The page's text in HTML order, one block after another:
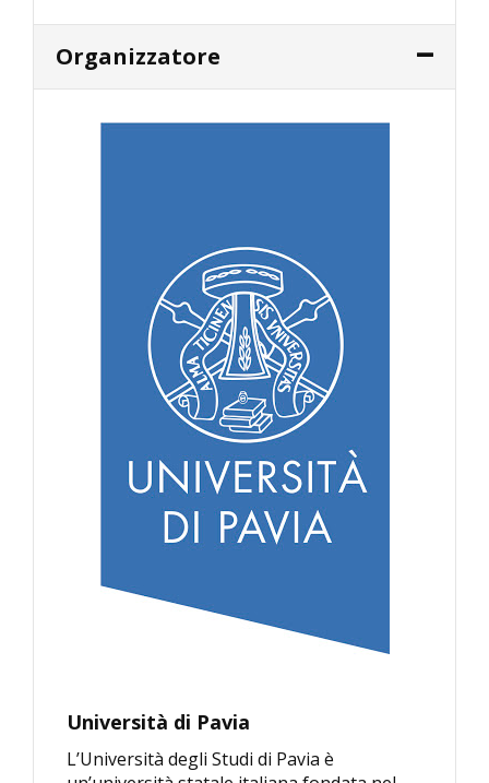
Organizzatore
Università di Pavia
L’Università degli Studi di Pavia è